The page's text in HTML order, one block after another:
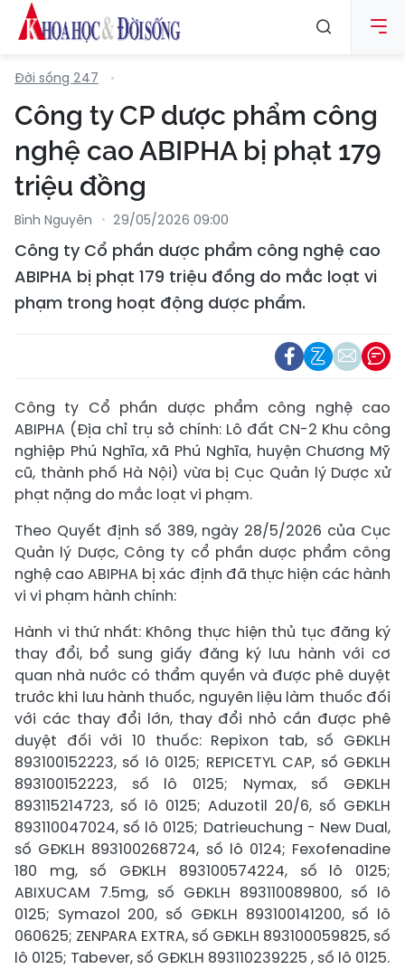
Đời sống 247
Công ty CP dược phẩm công
nghệ cao ABIPHA bị phạt 179
triệu đồng
Bình Nguyên 29/05/2026 09:00
Công ty Cổ phần dược phẩm công nghệ cao
ABIPHA bị phạt 179 triệu đồng do mắc loạt vi
phạm trong hoạt động dược phẩm.
Công ty Cổ phần dược phẩm công nghệ cao
ABIPHA (Địa chỉ trụ sở chính: Lô đất CN-2 Khu công
nghiệp Phú Nghĩa, xã Phú Nghĩa, huyện Chương Mỹ
cũ, thành phố Hà Nội) vừa bị Cục Quản lý Dược xử
phạt nặng do mắc loạt vi phạm.
Theo Quyết định số 389, ngày 28/5/2026 của Cục
Quản lý Dược, Công ty cổ phần dược phẩm công
nghệ cao ABIPHA bị xác định đã thực hiện các hành
vi vi phạm hành chính:
Hành vi thứ nhất: Không thực hiện thủ tục đăng ký
thay đổi, bổ sung giấy đăng ký lưu hành với cơ
quan nhà nước có thẩm quyền và được phê duyệt
trước khi lưu hành thuốc, nguyên liệu làm thuốc đối
với các thay đổi lớn, thay đổi nhỏ cần được phê
duyệt đối với 10 thuốc: Repixon tab, số GĐKLH
893100152223, số lô 0125; REPICETYL CAP, số GĐKLH
893100152223, số lô 0125; Nymax, số GĐKLH
893115214723, số lô 0125; Aduzotil 20/6, số GĐKLH
893110047024, số lô 0125; Datrieuchung - New Dual,
số GĐKLH 893100268724, số lô 0124; Fexofenadine
180 mg, số GĐKLH 893100574224, số lô 0125;
ABIXUCAM 7.5mg, số GĐKLH 893110089800, số lô
0125; Symazol 200, số GĐKLH 893100141200, số lô
060625; ZENPARA EXTRA, số GĐKLH 893100059825, số
lô 0125; Tabever, số GĐKLH 893110239225 , số lô 0125.